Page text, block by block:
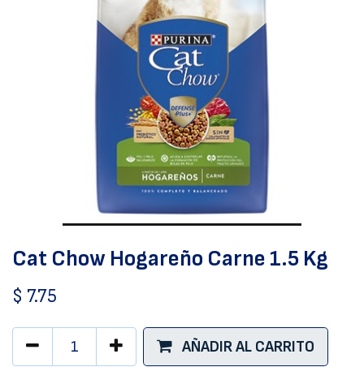
Cat Chow Hogareño Carne 1.5 Kg
$ 7.75
AÑADIR AL CARRITO